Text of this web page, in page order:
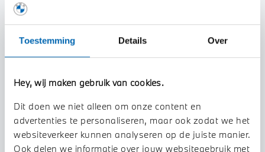
Toestemming Details Over
Hey, wij maken gebruik van cookies.
Dit doen we niet alleen om onze content en
advertenties te personaliseren, maar ook zodat we het
websiteverkeer kunnen analyseren op de juiste manier.
Ook delen we informatie over jouw websitegebruik met